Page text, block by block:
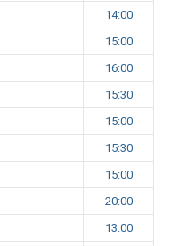
14:00
15:00
16:00
15:30
15:00
15:30
15:00
20:00
13:00